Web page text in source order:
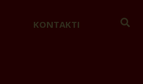
KONTAKTI